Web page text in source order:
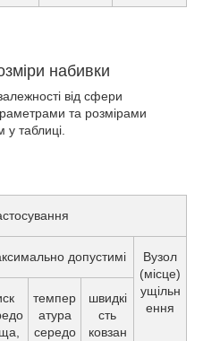
набивки
від сфери
та розмірами
у таблиці.
допустимі
Вузол
(місце)
ущільн
ення
темпер
атура
середо
швидкі
сть
ковзан